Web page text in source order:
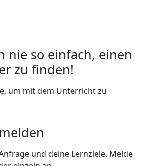
nie so einfach, einen
zu finden!
um mit dem Unterricht zu
und deine Lernziele. Melde